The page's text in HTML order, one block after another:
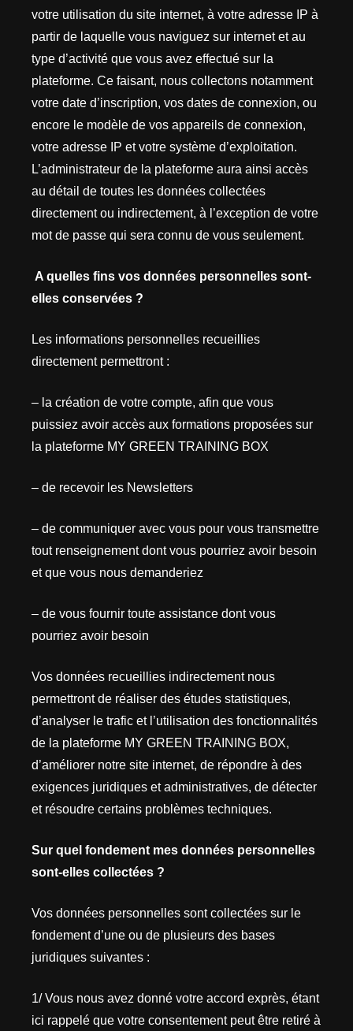
votre utilisation du site internet, à votre adresse IP à
partir de laquelle vous naviguez sur internet et au
type d’activité que vous avez effectué sur la
plateforme. Ce faisant, nous collectons notamment
votre date d’inscription, vos dates de connexion, ou
encore le modèle de vos appareils de connexion,
votre adresse IP et votre système d’exploitation.
L’administrateur de la plateforme aura ainsi accès
au détail de toutes les données collectées
directement ou indirectement, à l’exception de votre
mot de passe qui sera connu de vous seulement.
A quelles fins vos données personnelles sont-
elles conservées ?
Les informations personnelles recueillies
directement permettront :
– la création de votre compte, afin que vous
puissiez avoir accès aux formations proposées sur
la plateforme MY GREEN TRAINING BOX
– de recevoir les Newsletters
– de communiquer avec vous pour vous transmettre
tout renseignement dont vous pourriez avoir besoin
et que vous nous demanderiez
– de vous fournir toute assistance dont vous
pourriez avoir besoin
Vos données recueillies indirectement nous
permettront de réaliser des études statistiques,
d’analyser le trafic et l’utilisation des fonctionnalités
de la plateforme MY GREEN TRAINING BOX,
d’améliorer notre site internet, de répondre à des
exigences juridiques et administratives, de détecter
et résoudre certains problèmes techniques.
Sur quel fondement mes données personnelles
sont-elles collectées ?
Vos données personnelles sont collectées sur le
fondement d’une ou de plusieurs des bases
juridiques suivantes :
1/ Vous nous avez donné votre accord exprès, étant
ici rappelé que votre consentement peut être retiré à